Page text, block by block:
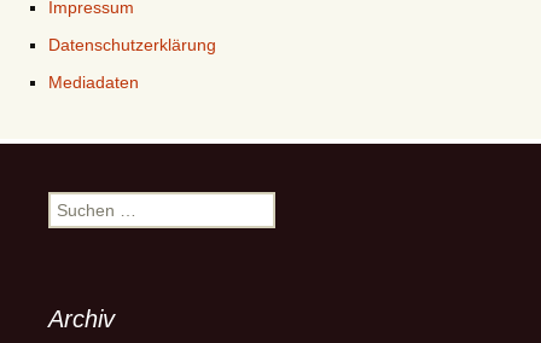
Impressum
Datenschutzerklärung
Mediadaten
Suchen
nach:
Archiv